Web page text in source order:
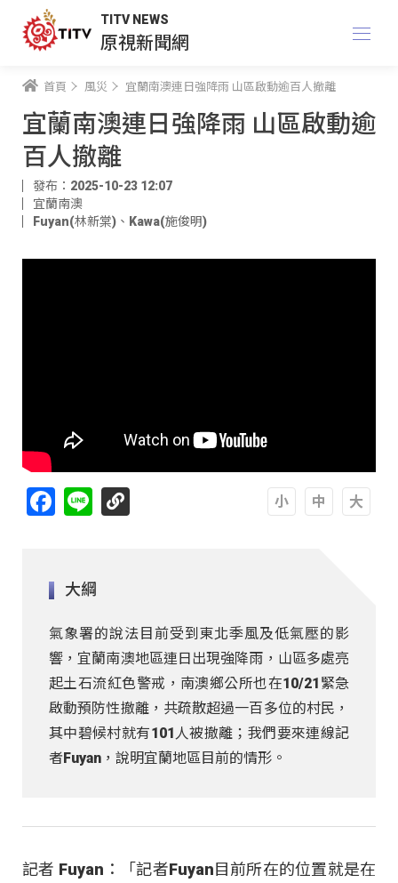
TITV NEWS
原視新聞網
首頁 風災 宜蘭南澳連日強降雨 山區啟動逾百人撤離
宜蘭南澳連日強降雨 山區啟動逾
百人撤離
發布：2025-10-23 12:07
宜蘭南澳
Fuyan(林新棠) 、 Kawa(施俊明)
Facebook
Line
大綱
氣象署的說法目前受到東北季風及低氣壓的影
響，宜蘭南澳地區連日出現強降雨，山區多處亮
起土石流紅色警戒，南澳鄉公所也在10/21緊急
啟動預防性撤離，共疏散超過一百多位的村民，
其中碧候村就有101人被撤離；我們要來連線記
者Fuyan，說明宜蘭地區目前的情形。
記者 Fuyan：「記者Fuyan目前所在的位置就是在